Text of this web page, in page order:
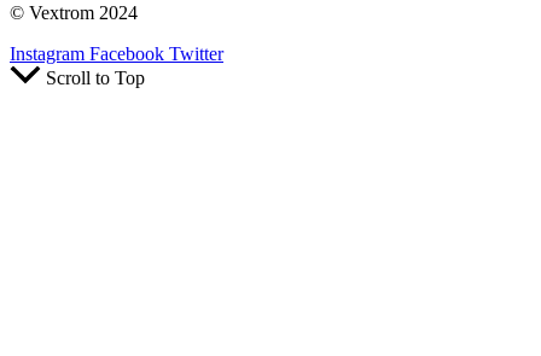
© Vextrom 2024
Instagram Facebook Twitter
Scroll to Top